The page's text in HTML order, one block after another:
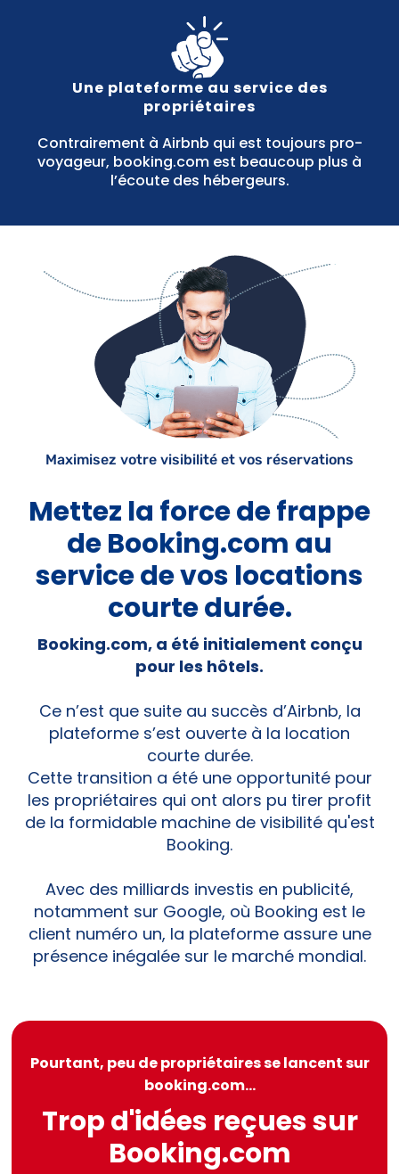
Une plateforme au service des
propriétaires
Contrairement à Airbnb qui est toujours pro-
voyageur, booking.com est beaucoup plus à
l’écoute des hébergeurs.
Maximisez votre visibilité et vos réservations
Mettez la force de frappe
de Booking.com au
service de vos locations
courte durée.
Booking.com, a été initialement conçu
pour les hôtels.
Ce n’est que suite au succès d’Airbnb, la
plateforme s’est ouverte à la location
courte durée.
Cette transition a été une opportunité pour
les propriétaires qui ont alors pu tirer profit
de la formidable machine de visibilité qu'est
Booking.
Avec des milliards investis en publicité,
notamment sur Google, où Booking est le
client numéro un, la plateforme assure une
présence inégalée sur le marché mondial.
Pourtant, peu de propriétaires se lancent sur
booking.com...
Trop d'idées reçues sur
Booking.com